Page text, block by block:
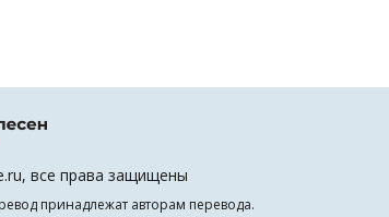
все права защищены
принадлежат авторам перевода.